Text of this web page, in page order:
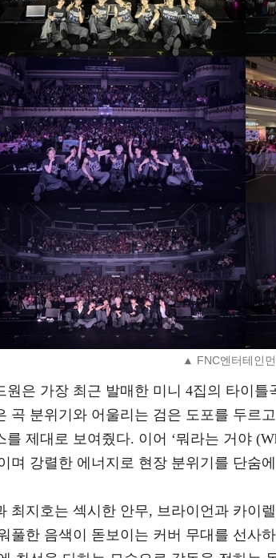
▲ FNC엔터테인
원은 가장 최근 발매한 미니 4집의 타이틀
곡 분위기와 어울리는 검은 도포를 두르
를 제대로 보여줬다. 이어 ‘뭐라는 거야
며 강렬한 에너지로 현장 분위기를 단숨
최지호는 섹시한 안무, 브라이언과 카이
풀한 음색이 돋보이는 커버 무대를 선사